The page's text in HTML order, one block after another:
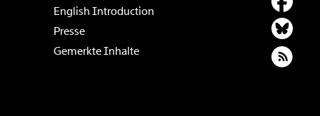
English Introduction
Presse
Gemerkte Inhalte